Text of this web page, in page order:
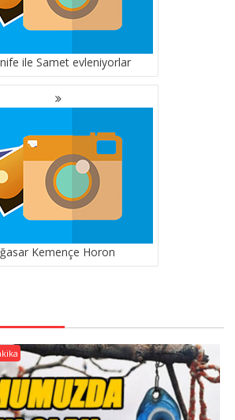
ile Samet evleniyorlar
Kemençe Horon